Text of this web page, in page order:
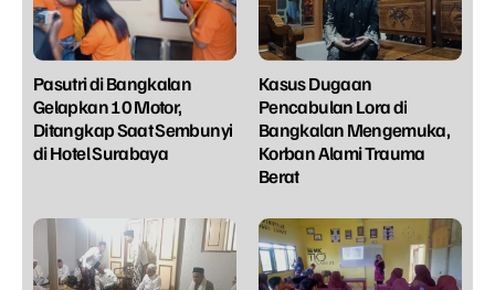
Pasutri di Bangkalan
Gelapkan 10 Motor,
Ditangkap Saat Sembunyi
di Hotel Surabaya
Kasus Dugaan
Pencabulan Lora di
Bangkalan Mengemuka,
Korban Alami Trauma
Berat